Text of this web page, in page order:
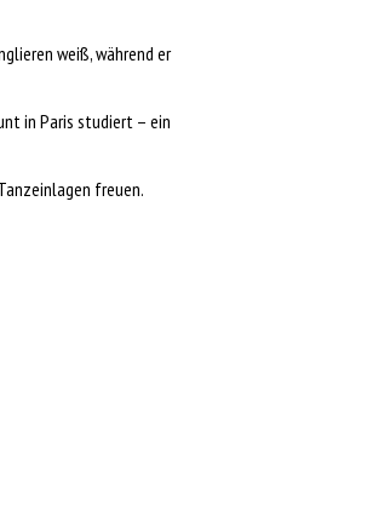
weiß, während er
in Paris studiert – ein
freuen.